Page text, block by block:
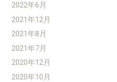
2022年6月
2021年12月
2021年8月
2021年7月
2020年12月
2020年10月